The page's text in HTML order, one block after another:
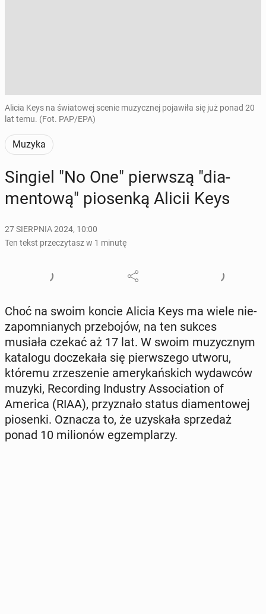
Alicia Keys na światowej scenie muzycznej pojawiła się już ponad 20
lat temu. (Fot. PAP/EPA)
Muzyka
Singiel "No One" pierw­szą "dia­
men­to­wą" pio­sen­ką Alicii Keys
27 SIERPNIA 2024, 10:00
Ten tekst przeczytasz w 1 minutę
Choć na swoim koncie Alicia Keys ma wiele nie­
za­po­mnia­nych prze­bo­jów, na ten sukces
musiała czekać aż 17 lat. W swoim mu­zycz­nym
ka­ta­lo­gu do­cze­ka­ła się pierw­sze­go utworu,
któremu zrze­sze­nie ame­ry­kań­skich wy­daw­ców
muzyki, Re­cor­ding In­du­stry As­so­cia­tion of
America (RIAA), przy­zna­ło status dia­men­to­wej
pio­sen­ki. Oznacza to, że uzy­ska­ła sprze­daż
ponad 10 mi­lio­nów eg­zem­pla­rzy.